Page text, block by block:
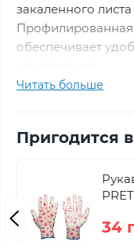
закаленного
обеспечивает
Читать больше
Пригодится
34